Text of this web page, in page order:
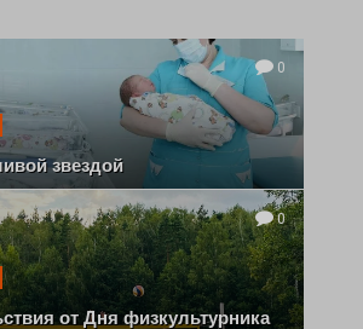
0
звездой
0
от Дня физкультурника